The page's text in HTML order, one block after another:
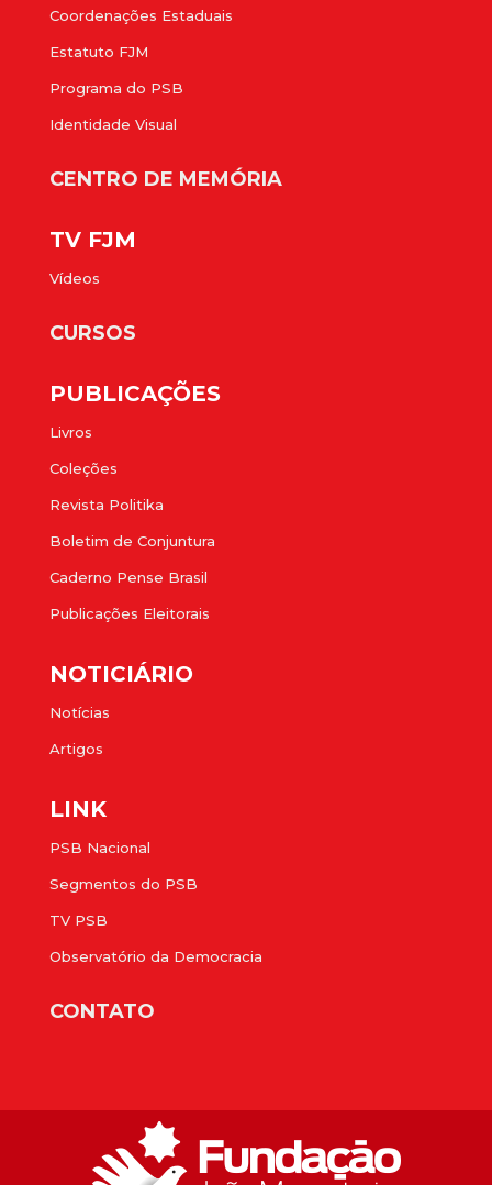
Coordenações Estaduais
Estatuto FJM
Programa do PSB
Identidade Visual
CENTRO DE MEMÓRIA
TV FJM
Vídeos
CURSOS
PUBLICAÇÕES
Livros
Coleções
Revista Politika
Boletim de Conjuntura
Caderno Pense Brasil
Publicações Eleitorais
NOTICIÁRIO
Notícias
Artigos
LINK
PSB Nacional
Segmentos do PSB
TV PSB
Observatório da Democracia
CONTATO